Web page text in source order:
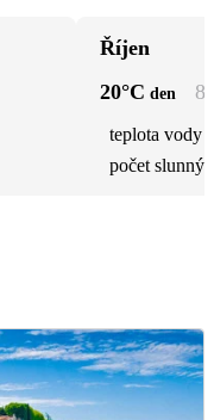
Říjen
20°C den 8
teplota vody
počet